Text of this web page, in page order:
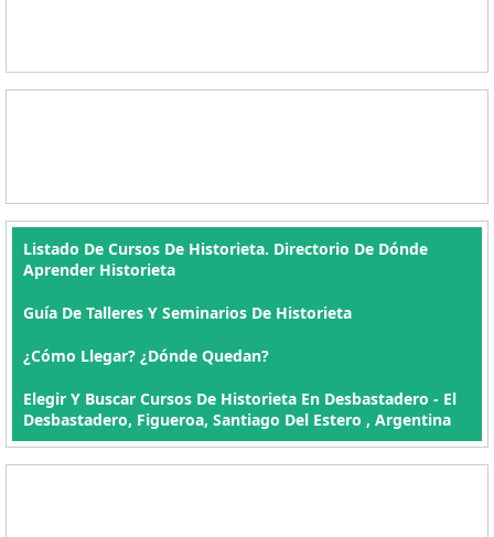
Listado De Cursos De Historieta. Directorio De Dónde
Aprender Historieta
Guía De Talleres Y Seminarios De Historieta
¿Cómo Llegar? ¿Dónde Quedan?
Elegir Y Buscar Cursos De Historieta En Desbastadero - El
Desbastadero, Figueroa, Santiago Del Estero , Argentina